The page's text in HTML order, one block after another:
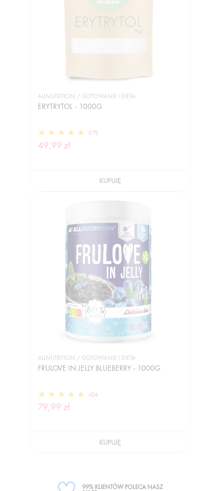
ALLNUTRITION / GOTOWANIE I DIETA
ERYTRYTOL - 1000G
979
49,99 zł
KUPUJĘ
ALLNUTRITION / GOTOWANIE I DIETA
FRULOVE IN JELLY BLUEBERRY - 1000G
424
79,99 zł
KUPUJĘ
99% KLIENTÓW POLECA NASZ